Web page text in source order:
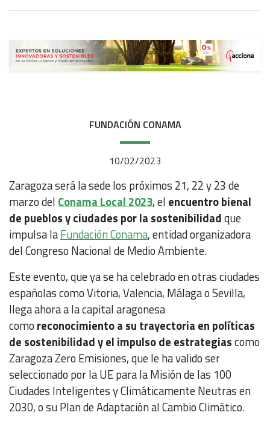
FUNDACIÓN CONAMA
10/02/2023
Zaragoza será la sede los próximos 21, 22 y 23 de
marzo del Conama Local 2023, el encuentro bienal
de pueblos y ciudades por la sostenibilidadque
impulsa laFundación Conama, entidad organizadora
del Congreso Nacional de Medio Ambiente.
Este evento, que ya se ha celebrado en otras ciudades
españolas como Vitoria, Valencia, Málaga o Sevilla,
llega ahora a la capital aragonesa
como reconocimiento a su trayectoria en políticas
de sostenibilidad y el impulso de estrategiascomo
Zaragoza Zero Emisiones, que le ha valido ser
seleccionado por la UE para la Misión de las 100
Ciudades Inteligentes y Climáticamente Neutras en
2030, o su Plan de Adaptación al Cambio Climático.